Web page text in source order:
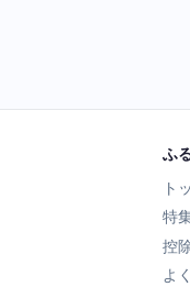
ふ
ト
特
控
よ